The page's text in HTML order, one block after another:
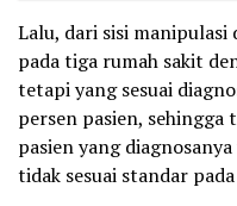
Lalu, dari sisi manipulasi
pada tiga rumah sakit
tetapi yang sesuai
persen pasien,
pasien yang
tidak sesuai standar